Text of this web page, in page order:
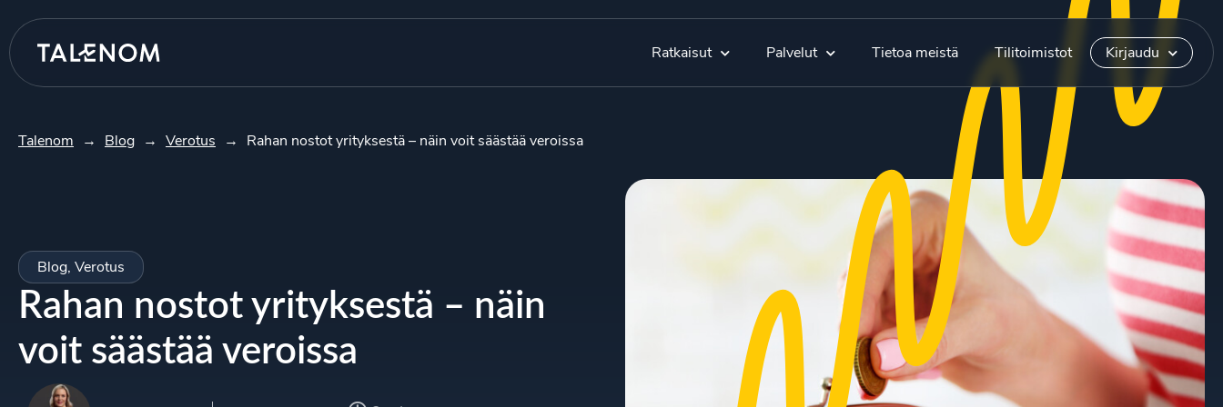
Ratkaisut Palvelut Tietoa meistä Tilitoimistot Kirjaudu
Talenom → Blog → Verotus → Rahan nostot yrityksestä – näin voit säästää veroissa
Blog, Verotus
Rahan nostot yrityksestä – näin
voit säästää veroissa